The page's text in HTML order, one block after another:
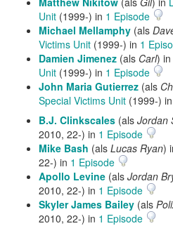
Unit (1999-) in 1 Episode
Michael Mellamphy (als
Victims Unit (1999-) in 1
Damien Jimenez (als Carl) in
Unit (1999-) in 1 Episode
John Maria Gutierrez (als
Special Victims Unit (1999-) in
B.J. Clinkscales (als Jordan
2010, 22-) in 1 Episode
Mike Bash (als Lucas Ryan)
22-) in 1 Episode
Apollo Levine (als Jordan
2010, 22-) in 1 Episode
Skyler James Bailey (als
2010, 22-) in 1 Episode